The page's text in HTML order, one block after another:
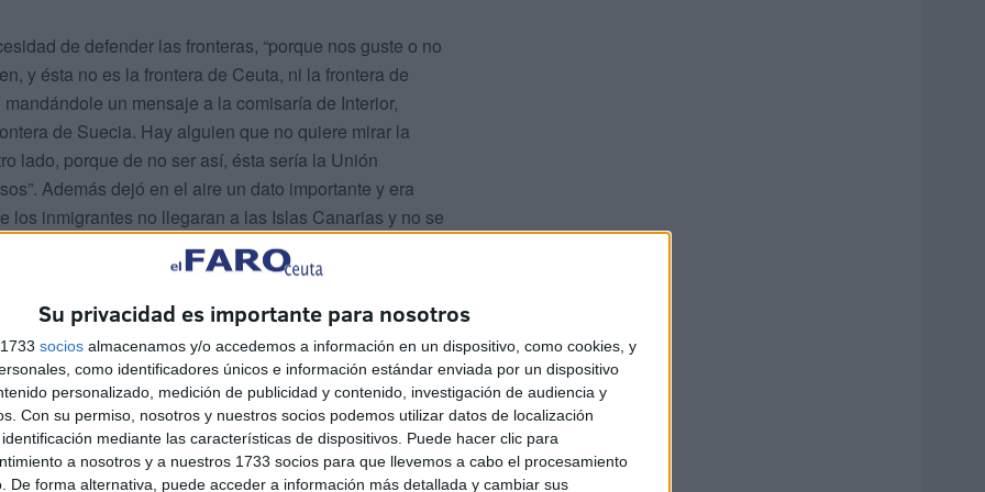
Su privacidad es importante para nosotros
socios almacenamos y/o accedemos a información en un dispositivo, como cookies, y
como identificadores únicos e información estándar enviada por un dispositivo
personalizado, medición de publicidad y contenido, investigación de audiencia y
Con su permiso, nosotros y nuestros socios podemos utilizar datos de localización
mediante las características de dispositivos. Puede hacer clic para
a nosotros y a nuestros 1733 socios para que llevemos a cabo el procesamiento
De forma alternativa, puede acceder a información más detallada y cambiar sus
de defender las fronteras, “porque nos guste o no
y ésta no es la frontera de Ceuta, ni la frontera de
un mensaje a la comisaría de Interior,
de Suecia. Hay alguien que no quiere mirar la
lado, porque de no ser así, ésta sería la Unión
Además dejó en el aire un dato importante y era
los inmigrantes no llegaran a las Islas Canarias y no se
que también abordó fue el concreto de los
tienen un papel represor”. También tuvo palabras
marroquí, y que ahora mismo se encuentran en el
países.
presidente del Gobierno murciano y el
con la propia Unión Europea hay que recordar
la capital belga, tuvo un encuentro con él y le enseñó
tenía ante las instituciones comunitarias, poniendo a